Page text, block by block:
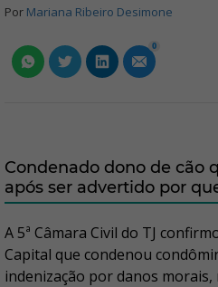
Por Mariana Ribeiro Desimone
0
Condenado dono de cão
após ser advertido por
A 5ª Câmara Civil do TJ
Capital que condenou
indenização por danos morais,